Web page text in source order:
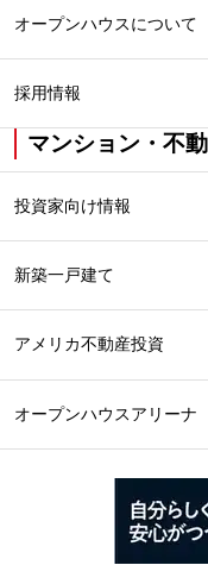
オープンハウスについて
採用情報
マンション・不
投資家向け情報
新築一戸建て
アメリカ不動産投資
オープンハウスアリーナ